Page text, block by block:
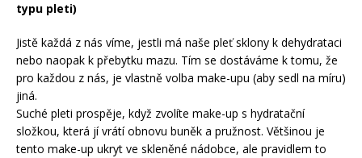
typu pleti)
Jistě každá z nás víme, jestli má naše pleť sklony k dehydrataci
nebo naopak k přebytku mazu. Tím se dostáváme k tomu, že
pro každou z nás, je vlastně volba make-upu (aby sedl na míru)
jiná.
Suché pleti prospěje, když zvolíte make-up s hydratační
složkou, která jí vrátí obnovu buněk a pružnost. Většinou je
tento make-up ukryt ve skleněné nádobce, ale pravidlem to